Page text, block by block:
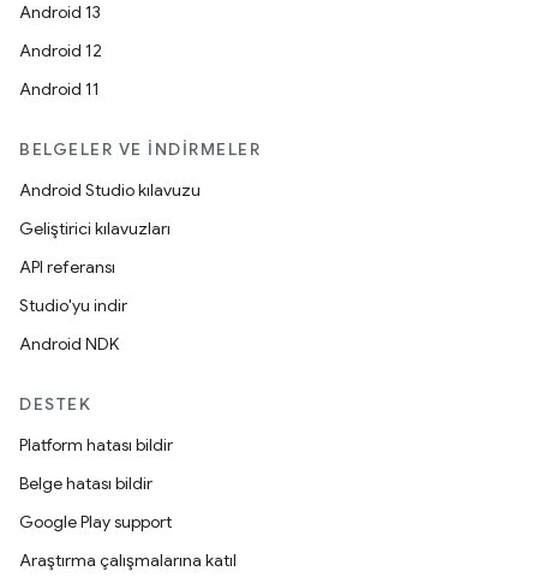
Android 13
Android 12
Android 11
BELGELER VE İNDIRMELER
Android Studio kılavuzu
Geliştirici kılavuzları
API referansı
Studio'yu indir
Android NDK
DESTEK
Platform hatası bildir
Belge hatası bildir
Google Play support
Araştırma çalışmalarına katıl